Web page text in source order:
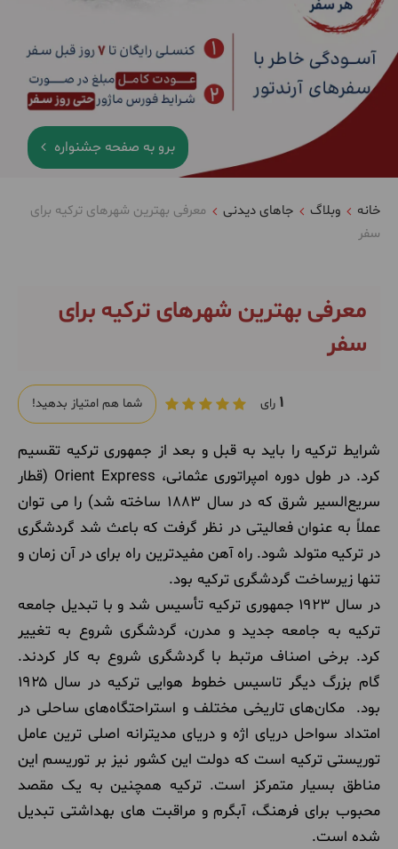
برو به صفحه جشنواره
خانه وبلاگ جاهای دیدنی
معرفی بهترین شهرهای ترکیه برای
سفر
معرفی بهترین شهرهای ترکیه برای
سفر
1 رای شما هم امتیاز بدهید!
شرایط ترکیه را باید به قبل و بعد از جمهوری ترکیه تقسیم
کرد. در طول دوره امپراتوری عثمانی، Orient Express (قطار
سریع‌السیر شرق که در سال 1883 ساخته شد) را می توان
عملاً به عنوان فعالیتی در نظر گرفت که باعث شد گردشگری
در ترکیه متولد شود. راه آهن مفیدترین راه برای در آن زمان و
تنها زیرساخت گردشگری ترکیه بود.
در سال ۱۹۲۳ جمهوری ترکیه تأسیس شد و با تبدیل جامعه
ترکیه به جامعه جدید و مدرن، گردشگری شروع به تغییر
کرد. برخی اصناف مرتبط با گردشگری شروع به کار کردند.
گام بزرگ دیگر تاسیس خطوط هوایی ترکیه در سال ۱۹۲۵
بود. مکان‌های تاریخی مختلف و استراحتگاه‌های ساحلی در
امتداد سواحل دریای اژه و دریای مدیترانه اصلی ترین عامل
توریستی ترکیه است که دولت این کشور نیز بر توریسم این
مناطق بسیار متمرکز است. ترکیه همچنین به یک مقصد
محبوب برای فرهنگ، آبگرم و مراقبت های بهداشتی تبدیل
شده است.